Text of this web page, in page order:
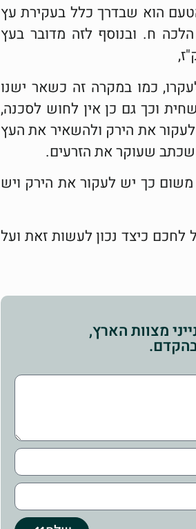
הוא שבדרך כלל בעקירת עץ
ח. ובנוסף לזה מדובר בעץ
כמו במקרה זה כשאר ישנו
וכך גם כן אין לחוש לסכנה,
את הירק ולהשאיר את העץ
שעוקר את הזרעים.
כך יש לעקור את הירק ויש
לחכם כיצד נכון לעשות זאת ועל
מצוות הארץ,